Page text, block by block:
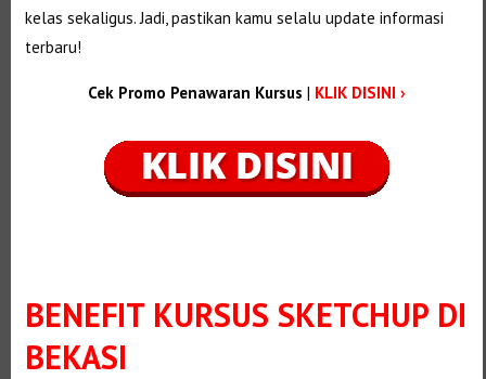
kelas sekaligus. Jadi, pastikan kamu selalu update informasi
terbaru!
Cek Promo Penawaran Kursus | KLIK DISINI ›
BENEFIT KURSUS SKETCHUP DI
BEKASI